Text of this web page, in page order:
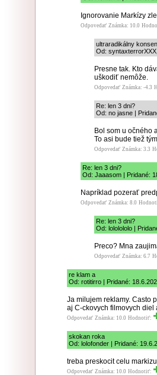
Ignorovanie Markízy
Odpovedať Známka: 10.0
ultraradikálny
Od:
Presne tak. Kto
uškodiť nemôže.
Odpovedať Známka: -4.3
Re: len 3 dni?
Od: no jasne |
Bol som u očného
To asi bude tiež
Odpovedať Známka: 3.3
Re: len 3 dni?
Od: Jaaasom | Pridané:
Napríklad pozerať
Odpovedať Známka: 8.0
Re: len 3 dni?
Od: lololololo |
Preco? Mna
Odpovedať Známka: 6.7
re klam a
Od: rotitirro | Pridané:
Ja milujem reklamy. Casto
aj C-ckovych filmovych
Odpovedať Známka: 10.0 Hodnotiť:
skokan roka
Od: lolofonder | Pridané:
treba preskocit celu
Odpovedať Známka: 10.0 Hodnotiť: